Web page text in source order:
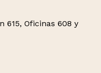
615, Oficinas 608 y